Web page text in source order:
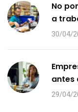
No
a
30/04/
antes
29/04/